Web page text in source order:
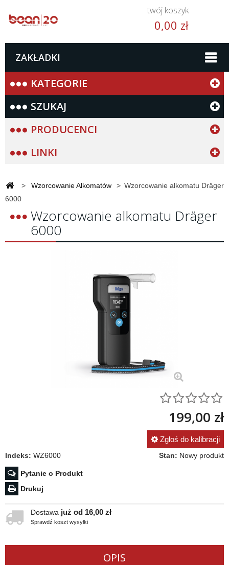
twój koszyk
0,00 zł
ZAKŁADKI
KATEGORIE
SZUKAJ
PRODUCENCI
LINKI
> Wzorcowanie Alkomatów > Wzorcowanie alkomatu Dräger
6000
Wzorcowanie alkomatu Dräger
6000
199,00 zł
Zgłoś do kalibracji
Indeks: WZ6000 Stan: Nowy produkt
Pytanie o Produkt
Drukuj
Dostawa już od 16,00 zł
Sprawdź koszt wysyłki
OPIS